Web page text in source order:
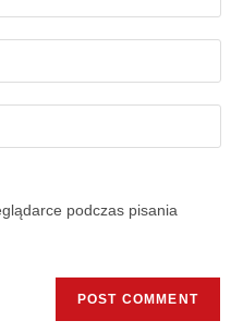
podczas pisania